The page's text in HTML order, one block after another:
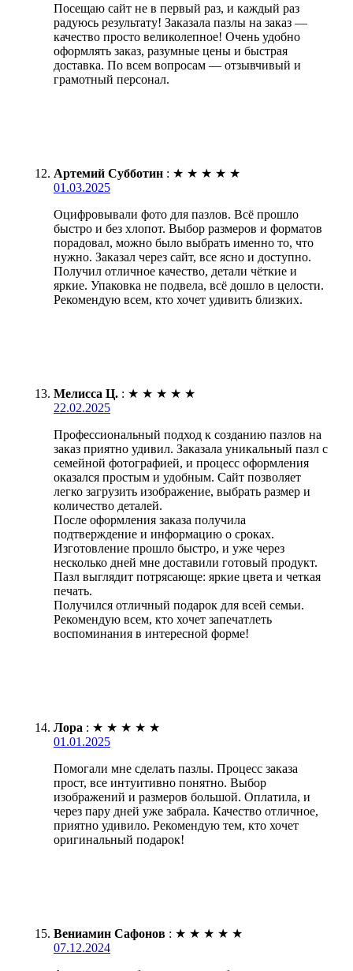
Посещаю сайт не в первый раз, и каждый раз
радуюсь результату! Заказала пазлы на заказ —
качество просто великолепное! Очень удобно
оформлять заказ, разумные цены и быстрая
доставка. По всем вопросам — отзывчивый и
грамотный персонал.
Артемий Субботин : ★ ★ ★ ★ ★
01.03.2025
Оцифровывали фото для пазлов. Всё прошло
быстро и без хлопот. Выбор размеров и форматов
порадовал, можно было выбрать именно то, что
нужно. Заказал через сайт, все ясно и доступно.
Получил отличное качество, детали чёткие и
яркие. Упаковка не подвела, всё дошло в целости.
Рекомендую всем, кто хочет удивить близких.
Мелисса Ц. : ★ ★ ★ ★ ★
22.02.2025
Профессиональный подход к созданию пазлов на
заказ приятно удивил. Заказала уникальный пазл с
семейной фотографией, и процесс оформления
оказался простым и удобным. Сайт позволяет
легко загрузить изображение, выбрать размер и
количество деталей.
После оформления заказа получила
подтверждение и информацию о сроках.
Изготовление прошло быстро, и уже через
несколько дней мне доставили готовый продукт.
Пазл выглядит потрясающе: яркие цвета и четкая
печать.
Получился отличный подарок для всей семьи.
Рекомендую всем, кто хочет запечатлеть
воспоминания в интересной форме!
Лора : ★ ★ ★ ★ ★
01.01.2025
Помогали мне сделать пазлы. Процесс заказа
прост, все интуитивно понятно. Выбор
изображений и размеров большой. Оплатила, и
через пару дней уже забрала. Качество отличное,
приятно удивило. Рекомендую тем, кто хочет
оригинальный подарок!
Вениамин Сафонов : ★ ★ ★ ★ ★
07.12.2024